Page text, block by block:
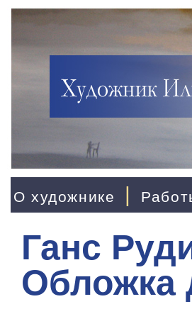
О художнике |
Ганс
Обложка